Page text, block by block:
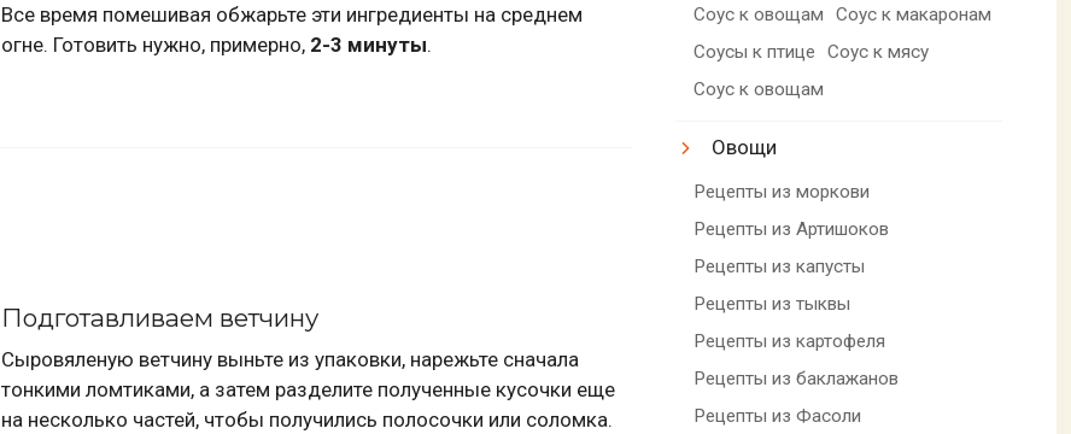
Все время помешивая обжарьте эти ингредиенты на среднем
огне. Готовить нужно, примерно, 2-3 минуты.
Подготавливаем ветчину
Сыровяленую ветчину выньте из упаковки, нарежьте сначала
тонкими ломтиками, а затем разделите полученные кусочки еще
на несколько частей, чтобы получились полосочки или соломка.
Соус к овощам
Соус к макаронам
Соусы к птице
Соус к мясу
Соус к овощам
Овощи
Рецепты из моркови
Рецепты из Артишоков
Рецепты из капусты
Рецепты из тыквы
Рецепты из картофеля
Рецепты из баклажанов
Рецепты из Фасоли